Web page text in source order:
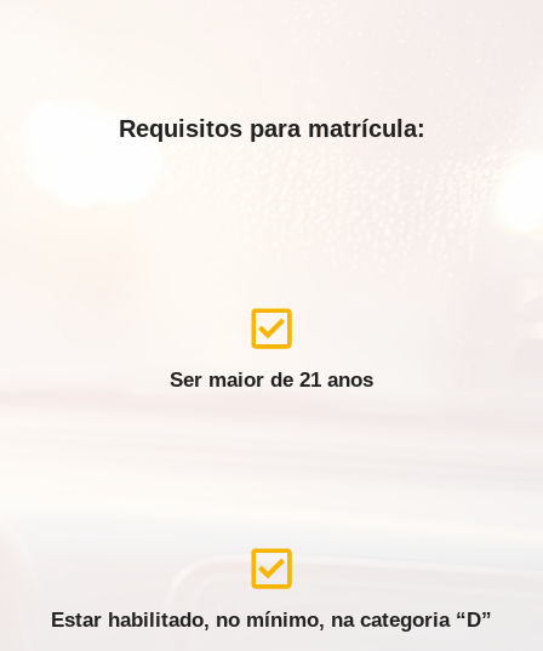
Requisitos para matrícula:
Ser maior de 21 anos
Estar habilitado, no mínimo, na categoria “D”